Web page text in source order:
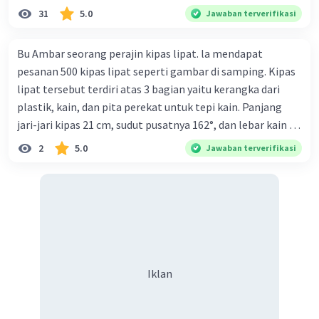
konsiliasi, penyelidikan, dan penyelesaian di bawah
naungan organisasi PBB), menurut kalian mana yang
31 5.0 Jawaban terverifikasi
Bu Ambar seorang perajin kipas lipat. la mendapat
pesanan 500 kipas lipat seperti gambar di samping. Kipas
lipat tersebut terdiri atas 3 bagian yaitu kerangka dari
plastik, kain, dan pita perekat untuk tepi kain. Panjang
jari-jari kipas 21 cm, sudut pusatnya 162°, dan lebar kain 14
cm. Biaya kerangka dan tali sebesar Rp1.800,00 per buah,
kain sebesar Rp40.000,00/m², dan pita perekat
2 5.0 Jawaban terverifikasi
Iklan